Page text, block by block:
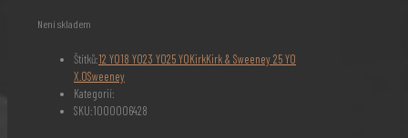
Není skladem
Štítků:12 YO18 YO23 YO25 YOKirkKirk & Sweeney 25 YO
X.OSweeney
Kategorií:
SKU:1000006428